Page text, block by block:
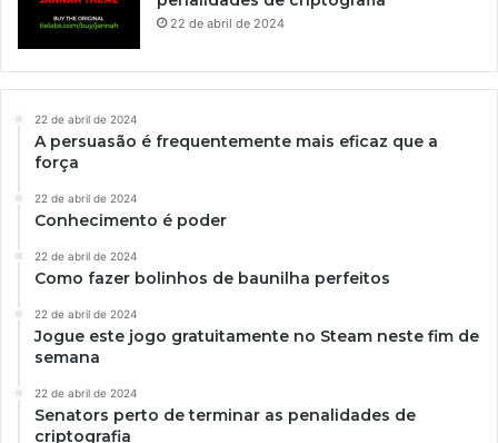
22 de abril de 2024
22 de abril de 2024
A persuasão é frequentemente mais eficaz que a
força
22 de abril de 2024
Conhecimento é poder
22 de abril de 2024
Como fazer bolinhos de baunilha perfeitos
22 de abril de 2024
Jogue este jogo gratuitamente no Steam neste fim de
semana
22 de abril de 2024
Senators perto de terminar as penalidades de
criptografia